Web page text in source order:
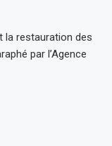
la restauration des
par l’Agence